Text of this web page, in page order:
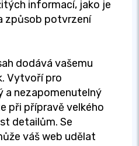
informací, jako je
způsob potvrzení
dodává vašemu
Vytvoří pro
a nezapomenutelný
při přípravě velkého
detailům. Se
váš web udělat